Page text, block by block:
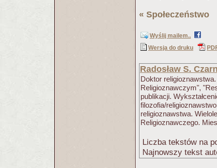
« Społeczeństwo
Wyślij mailem..
Wersja do druku
Radosław S.
Doktor
Religioznawczym",
publikacji.
filozofia/
religioznawstwa.
Religioznawczego.
Liczba tekstów na
Najnowszy tekst